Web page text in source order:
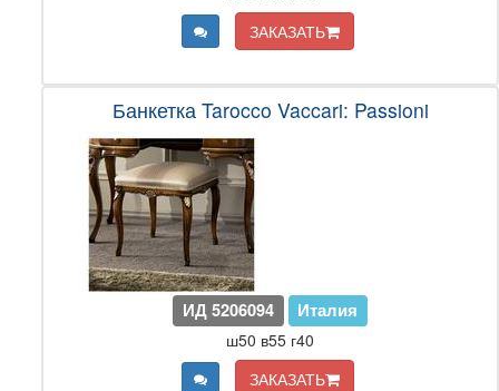
ЗАКАЗАТЬ
Банкетка Tarocco Vaccari: Passioni
ИД 5206094 Италия
ш50 в55 г40
ЗАКАЗАТЬ